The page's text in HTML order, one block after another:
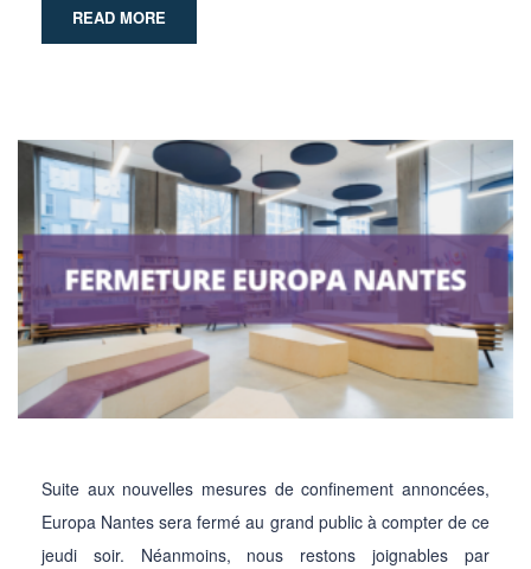
READ MORE
Suite aux nouvelles mesures de confinement annoncées,
Europa Nantes sera fermé au grand public à compter de ce
jeudi soir. Néanmoins, nous restons joignables par